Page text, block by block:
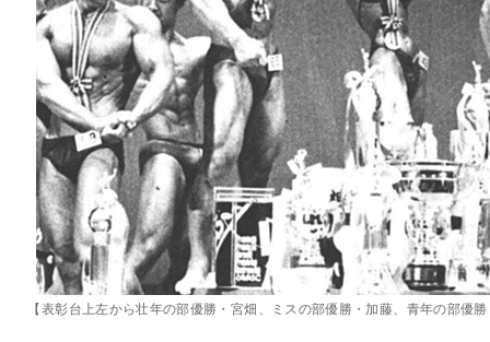
【表彰台上左から壮年の部優勝・宮畑、ミスの部優勝・加藤、青年の部優